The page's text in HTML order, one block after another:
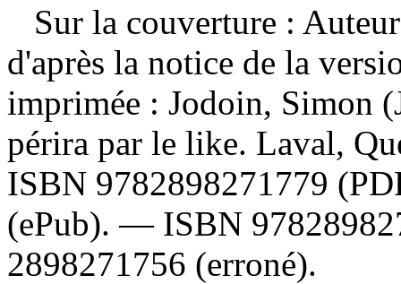
Sur la couverture :
d'après la notice de la
imprimée : Jodoin, Simon
périra par le like. Laval,
ISBN 9782898271779
(ePub). — ISBN
2898271756 (erroné).